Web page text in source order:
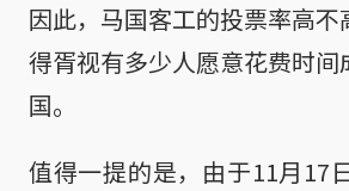
因此，马国客工的投票率高
得胥视有多少人愿意花费时间
国。
值得一提的是，由于11月17